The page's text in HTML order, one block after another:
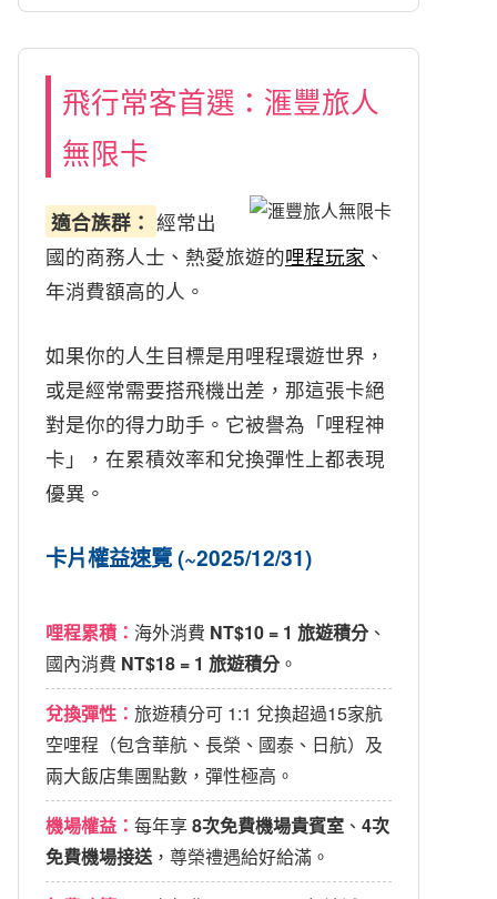
飛行常客首選：滙豐旅人
無限卡
適合族群： 經常出
國的商務人士、熱愛旅遊的哩程玩家 、
年消費額高的人。
如果你的人生目標是用哩程環遊世界，
或是經常需要搭飛機出差，那這張卡絕
對是你的得力助手。它被譽為「哩程神
卡」，在累積效率和兌換彈性上都表現
優異。
卡片權益速覽 (~2025/12/31)
哩程累積： 海外消費 NT$10 = 1 旅遊積分、
國內消費 NT$18 = 1 旅遊積分。
兌換彈性： 旅遊積分可 1:1 兌換超過15家航
空哩程（包含華航、長榮、國泰、日航）及
兩大飯店集團點數，彈性極高。
機場權益： 每年享8次免費機場貴賓室 、 4次
免費機場接送，尊榮禮遇給好給滿。